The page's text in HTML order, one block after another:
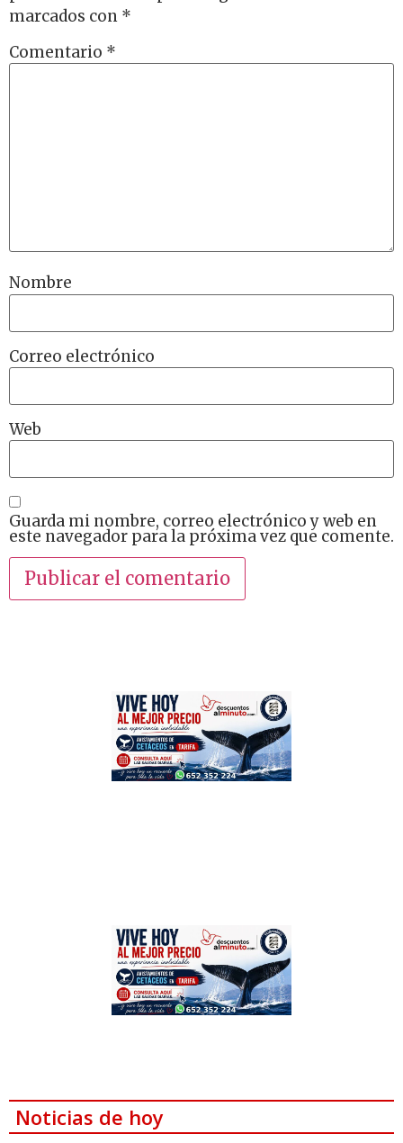
marcados con *
Comentario *
Nombre
Correo electrónico
Web
Guarda mi nombre, correo electrónico y web en
este navegador para la próxima vez que comente.
Noticias de hoy